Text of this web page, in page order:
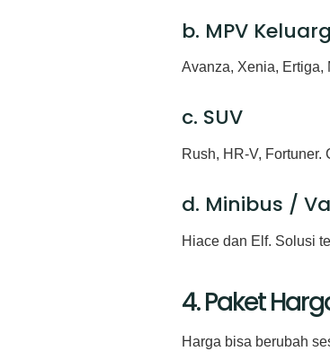
b. MPV
Avanza, Xenia, Ertiga,
c. SUV
Rush, HR-V,
d. Minibus /
Hiace dan Elf. Solusi
4. Paket
Harga bisa berubah